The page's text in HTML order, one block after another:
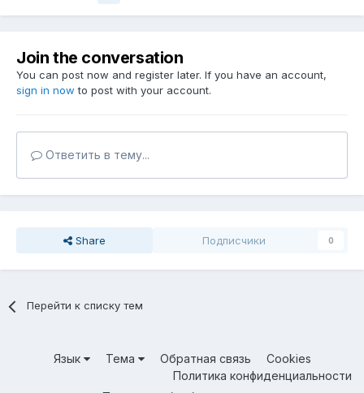
Join the conversation
You can post now and register later. If you have an account,
sign in now to post with your account.
Ответить в тему...
Share Подписчики 0
Перейти к списку тем
Язык Тема Обратная связь
Cookies
Политика конфиденциальности